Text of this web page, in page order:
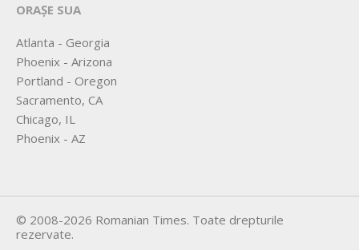
ORAȘE SUA
Atlanta - Georgia
Phoenix - Arizona
Portland - Oregon
Sacramento, CA
Chicago, IL
Phoenix - AZ
© 2008-2026 Romanian Times. Toate drepturile
rezervate.